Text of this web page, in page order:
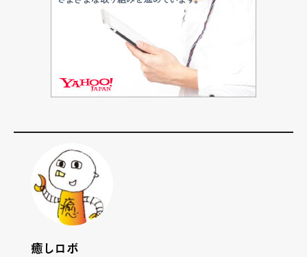
癒しロボ